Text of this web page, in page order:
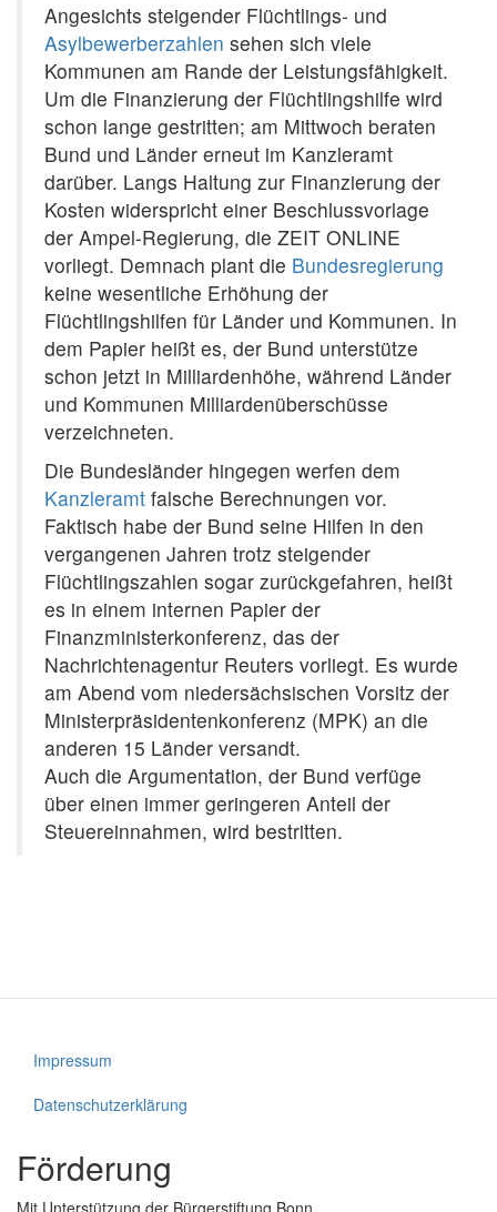
Angesichts steigender Flüchtlings- und
Asylbewerberzahlen sehen sich viele
Kommunen am Rande der Leistungsfähigkeit.
Um die Finanzierung der Flüchtlingshilfe wird
schon lange gestritten; am Mittwoch beraten
Bund und Länder erneut im Kanzleramt
darüber. Langs Haltung zur Finanzierung der
Kosten widerspricht einer Beschlussvorlage
der Ampel-Regierung, die ZEIT ONLINE
vorliegt. Demnach plant die Bundesregierung
keine wesentliche Erhöhung der
Flüchtlingshilfen für Länder und Kommunen. In
dem Papier heißt es, der Bund unterstütze
schon jetzt in Milliardenhöhe, während Länder
und Kommunen Milliardenüberschüsse
verzeichneten.
Die Bundesländer hingegen werfen dem
Kanzleramt falsche Berechnungen vor.
Faktisch habe der Bund seine Hilfen in den
vergangenen Jahren trotz steigender
Flüchtlingszahlen sogar zurückgefahren, heißt
es in einem internen Papier der
Finanzministerkonferenz, das der
Nachrichtenagentur Reuters vorliegt. Es wurde
am Abend vom niedersächsischen Vorsitz der
Ministerpräsidentenkonferenz (MPK) an die
anderen 15 Länder versandt.
Auch die Argumentation, der Bund verfüge
über einen immer geringeren Anteil der
Steuereinnahmen, wird bestritten.
Fußzeile
Impressum
Datenschutzerklärung
Förderung